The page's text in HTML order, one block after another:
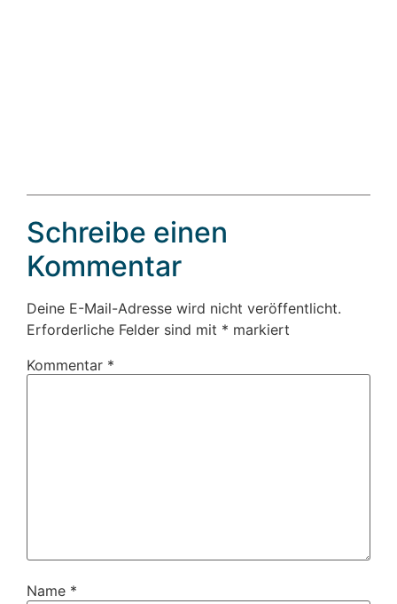
Schreibe einen
Kommentar
Deine E-Mail-Adresse wird nicht veröffentlicht.
Erforderliche Felder sind mit * markiert
Kommentar *
Name *